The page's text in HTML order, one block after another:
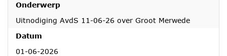
Onderwerp
Uitnodiging AvdS 11-06-26 over Groot Merwede
Datum
01-06-2026